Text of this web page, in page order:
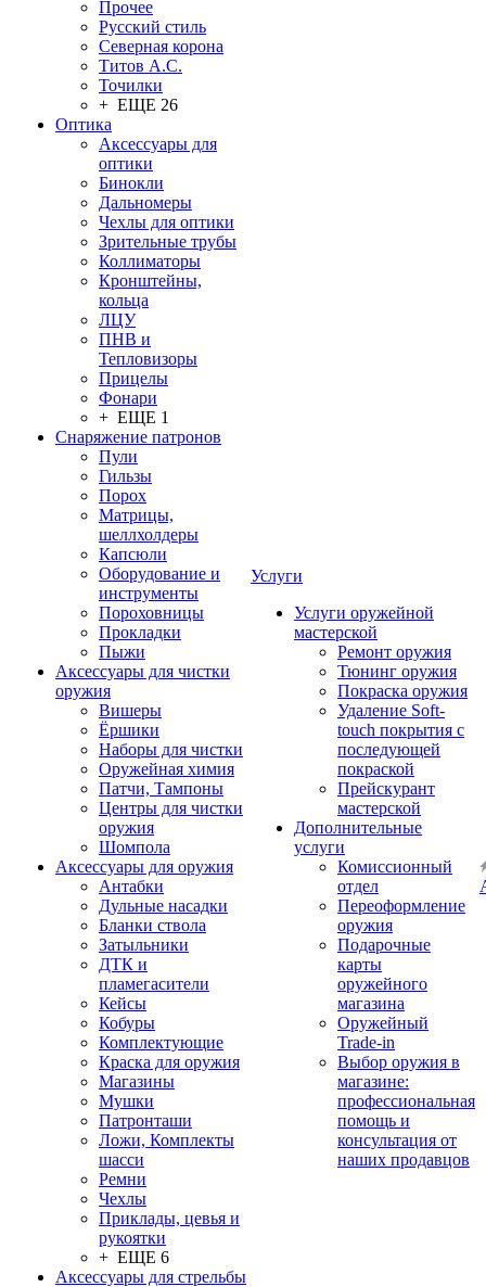
Прочее
Русский стиль
Северная корона
Титов А.С.
Точилки
+ ЕЩЕ 26
Оптика
Аксессуары для
оптики
Бинокли
Дальномеры
Чехлы для оптики
Зрительные трубы
Коллиматоры
Кронштейны,
кольца
ЛЦУ
ПНВ и
Тепловизоры
Прицелы
Фонари
+ ЕЩЕ 1
Снаряжение патронов
Пули
Гильзы
Порох
Матрицы,
шеллхолдеры
Капсюли
Оборудование и
инструменты
Пороховницы
Прокладки
Пыжи
Аксессуары для чистки
оружия
Вишеры
Ёршики
Наборы для чистки
Оружейная химия
Патчи, Тампоны
Центры для чистки
оружия
Шомпола
Аксессуары для оружия
Антабки
Дульные насадки
Бланки ствола
Затыльники
ДТК и
пламегасители
Кейсы
Кобуры
Комплектующие
Краска для оружия
Магазины
Мушки
Патронташи
Ложи, Комплекты
шасси
Ремни
Чехлы
Приклады, цевья и
рукоятки
+ ЕЩЕ 6
Аксессуары для стрельбы
Услуги
Услуги оружейной
мастерской
Ремонт оружия
Тюнинг оружия
Покраска оружия
Удаление Soft-
touch покрытия с
последующей
покраской
Прейскурант
мастерской
Дополнительные
услуги
Комиссионный
отдел
Переоформление
оружия
Подарочные
карты
оружейного
магазина
Оружейный
Trade-in
Выбор оружия в
магазине:
профессиональная
помощь и
консультация от
наших продавцов